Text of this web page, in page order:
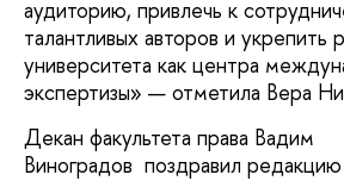
аудиторию, привлечь к
талантливых авторов и укрепить
университета как центра
экспертизы» — отметила Вера
Декан факультета права Вадим
Виноградов поздравил редакцию